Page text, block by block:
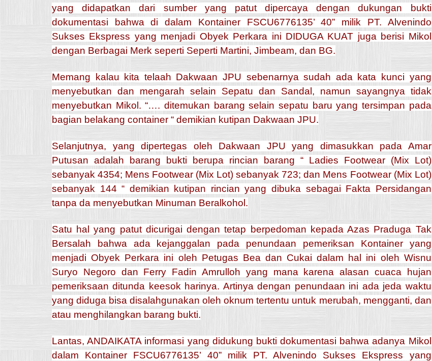
yang didapatkan dari sumber yang patut dipercaya dengan dukungan bukti
dokumentasi bahwa di dalam Kontainer FSCU6776135’ 40” milik PT. Alvenindo
Sukses Ekspress yang menjadi Obyek Perkara ini DIDUGA KUAT juga berisi Mikol
dengan Berbagai Merk seperti Seperti Martini, Jimbeam, dan BG.
Memang kalau kita telaah Dakwaan JPU sebenarnya sudah ada kata kunci yang
menyebutkan dan mengarah selain Sepatu dan Sandal, namun sayangnya tidak
menyebutkan Mikol. “…. ditemukan barang selain sepatu baru yang tersimpan pada
bagian belakang container “ demikian kutipan Dakwaan JPU.
Selanjutnya, yang dipertegas oleh Dakwaan JPU yang dimasukkan pada Amar
Putusan adalah barang bukti berupa rincian barang “ Ladies Footwear (Mix Lot)
sebanyak 4354; Mens Footwear (Mix Lot) sebanyak 723; dan Mens Footwear (Mix Lot)
sebanyak 144 “ demikian kutipan rincian yang dibuka sebagai Fakta Persidangan
tanpa da menyebutkan Minuman Beralkohol.
Satu hal yang patut dicurigai dengan tetap berpedoman kepada Azas Praduga Tak
Bersalah bahwa ada kejanggalan pada penundaan pemeriksan Kontainer yang
menjadi Obyek Perkara ini oleh Petugas Bea dan Cukai dalam hal ini oleh Wisnu
Suryo Negoro dan Ferry Fadin Amrulloh yang mana karena alasan cuaca hujan
pemeriksaan ditunda keesok harinya. Artinya dengan penundaan ini ada jeda waktu
yang diduga bisa disalahgunakan oleh oknum tertentu untuk merubah, mengganti, dan
atau menghilangkan barang bukti.
Lantas, ANDAIKATA informasi yang didukung bukti dokumentasi bahwa adanya Mikol
dalam Kontainer FSCU6776135’ 40” milik PT. Alvenindo Sukses Ekspress yang